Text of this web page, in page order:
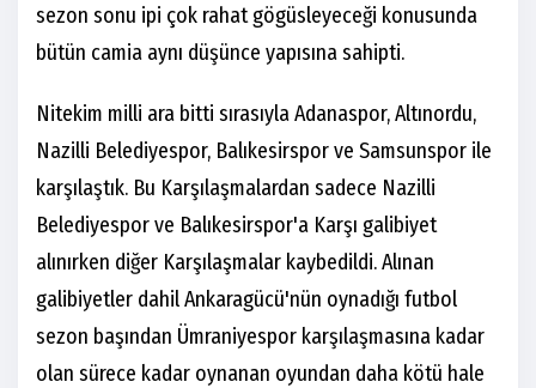
sezon sonu ipi çok rahat gögüsleyeceği konusunda
bütün camia aynı düşünce yapısına sahipti.
Nitekim milli ara bitti sırasıyla Adanaspor, Altınordu,
Nazilli Belediyespor, Balıkesirspor ve Samsunspor ile
karşılaştık. Bu Karşılaşmalardan sadece Nazilli
Belediyespor ve Balıkesirspor'a Karşı galibiyet
alınırken diğer Karşılaşmalar kaybedildi. Alınan
galibiyetler dahil Ankaragücü'nün oynadığı futbol
sezon başından Ümraniyespor karşılaşmasına kadar
olan sürece kadar oynanan oyundan daha kötü hale